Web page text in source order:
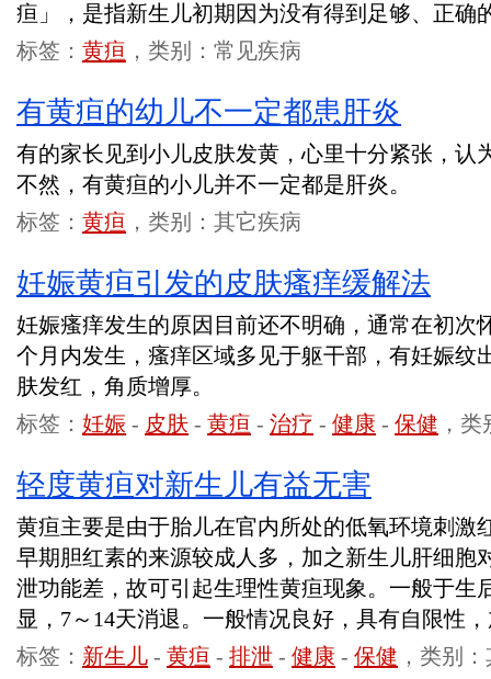
疸」，是指新生儿初期因为没有得到足够、正确
标签： 黄疸 ，类别：常见疾病
有黄疸的幼儿不一定都患肝炎
有的家长见到小儿皮肤发黄，心里十分紧张，认
不然，有黄疸的小儿并不一定都是肝炎。
标签： 黄疸 ，类别：其它疾病
妊娠黄疸引发的皮肤瘙痒缓解法
妊娠瘙痒发生的原因目前还不明确，通常在初次
个月内发生，瘙痒区域多见于躯干部，有妊娠纹
肤发红，角质增厚。
标签： 妊娠 - 皮肤 - 黄疸 - 治疗 - 健康 - 保健 ，
轻度黄疸对新生儿有益无害
黄疸主要是由于胎儿在官内所处的低氧环境刺激
早期胆红素的来源较成人多，加之新生儿肝细胞
泄功能差，故可引起生理性黄疸现象。一般于生
显，7～14天消退。一般情况良好，具有自限性
标签： 新生儿 - 黄疸 - 排泄 - 健康 - 保健 ，类别